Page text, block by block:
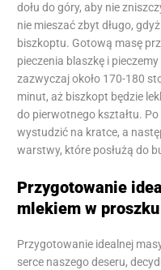
dołu do góry, aby nie
nie mieszać zbyt długo,
biszkoptu. Gotową masę
pieczenia blaszkę i
zazwyczaj około 170-180
minut, aż biszkopt będzie
do pierwotnego kształtu.
wystudzić na kratce, a
warstwy, które posłużą do
Przygotowanie
mlekiem w proszku
Przygotowanie idealnej
serce naszego deseru,